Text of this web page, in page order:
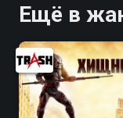
Ещё в